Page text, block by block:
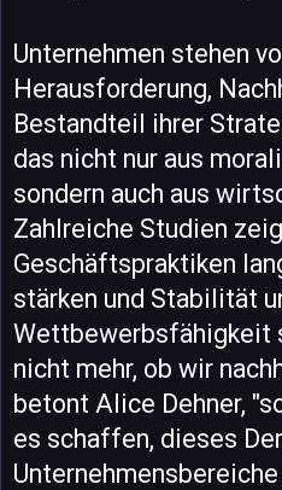
Unternehmen stehen
Herausforderung,
Bestandteil ihrer
das nicht nur aus
sondern auch aus
Zahlreiche Studien
Geschäftspraktiken
stärken und Stabilität
Wettbewerbsfähigkeit
nicht mehr, ob wir
betont Alice Dehner,
es schaffen, dieses